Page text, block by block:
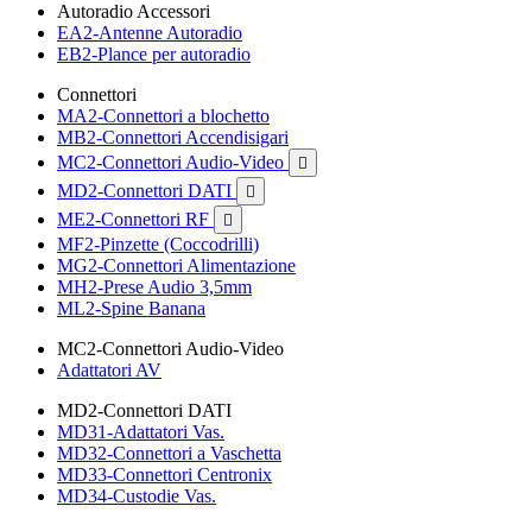
Autoradio Accessori
EA2-Antenne Autoradio
EB2-Plance per autoradio
Connettori
MA2-Connettori a blochetto
MB2-Connettori Accendisigari
MC2-Connettori Audio-Video

MD2-Connettori DATI 
ME2-Connettori RF 
MF2-Pinzette (Coccodrilli)
MG2-Connettori Alimentazione
MH2-Prese Audio 3,5mm
ML2-Spine Banana
MC2-Connettori Audio-Video
Adattatori AV
MD2-Connettori DATI
MD31-Adattatori Vas.
MD32-Connettori a Vaschetta
MD33-Connettori Centronix
MD34-Custodie Vas.